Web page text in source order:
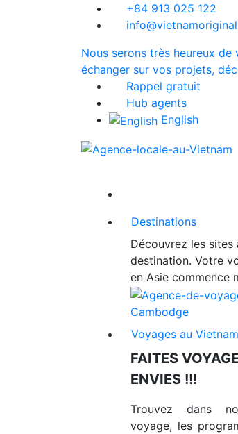
+84 913 025 122
Nous serons très heureux de
échanger sur vos projets,
Rappel gratuit
Hub agents
English
Destinations
Découvrez les
destination. Votre
en Asie commence
Cambodge
Voyages au Vietnam
FAITES
ENVIES !!!
Trouvez dans
voyage, les